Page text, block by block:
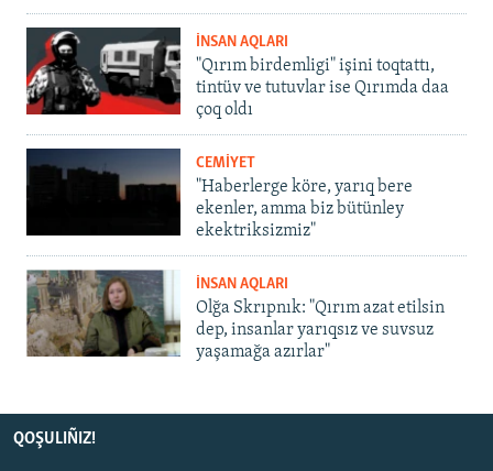
İNSAN AQLARI
"Qırım birdemligi" işini toqtattı,
tintüv ve tutuvlar ise Qırımda daa
çoq oldı
CEMİYET
"Haberlerge köre, yarıq bere
ekenler, amma biz bütünley
ekektriksizmiz"
İNSAN AQLARI
Olğa Skrıpnık: "Qırım azat etilsin
dep, insanlar yarıqsız ve suvsuz
yaşamağa azırlar"
QOŞULIÑIZ!